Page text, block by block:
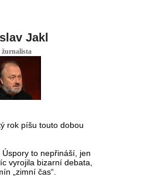
Jakl
rok píšu touto dobou
to nepřináší, jen
vyrojila bizarní debata,
„zimní čas“.